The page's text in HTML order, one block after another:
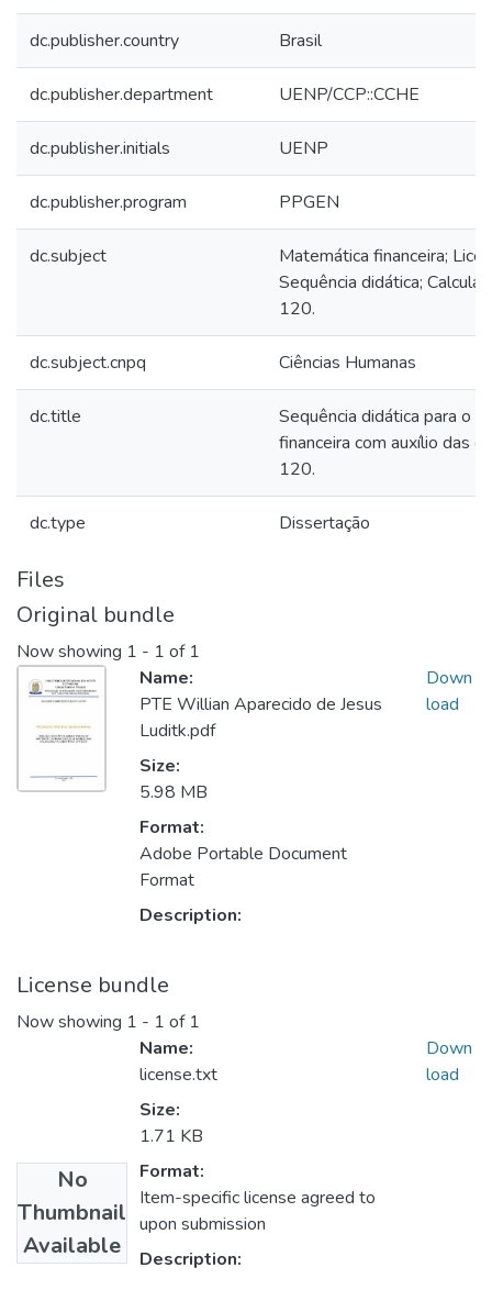
dc.publisher.country Brasil
dc.publisher.department UENP/CCP::CCHE
dc.publisher.initials UENP
dc.publisher.program PPGEN
dc.subject
Matemática financeira;
Sequência didática;
120.
dc.subject.cnpq Ciências Humanas
dc.title
Sequência didática para o
financeira com auxílio das
120.
dc.type Dissertação
Files
Original bundle
Now showing 1 - 1 of 1
Name:
PTE Willian Aparecido de Jesus
Luditk.pdf
Size:
5.98 MB
Format:
Adobe Portable Document
Format
Description:
Down
load
License bundle
Now showing 1 - 1 of 1
No
Thumbnail
Available
Name:
license.txt
Size:
1.71 KB
Format:
Item-specific license agreed to
upon submission
Description:
Down
load